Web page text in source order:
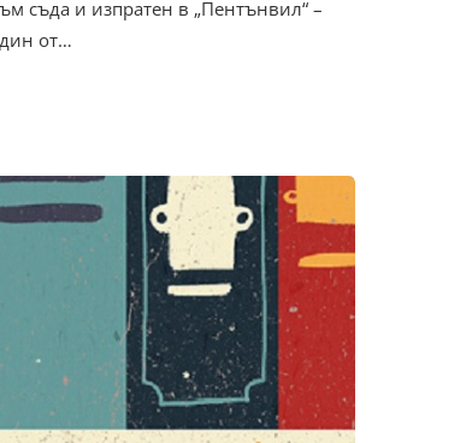
съда и изпратен в „Пентънвил“ –
от…